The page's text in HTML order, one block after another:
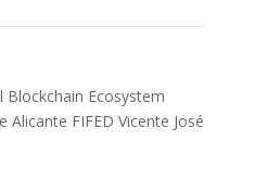
Blockchain Ecosystem
Alicante FIFED Vicente José